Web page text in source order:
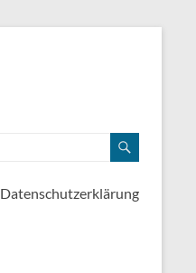
Datenschutzerklärung